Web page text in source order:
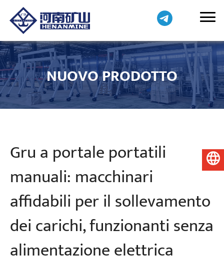
NUOVO PRODOTTO
Gru a portale portatili
manuali: macchinari
affidabili per il sollevamento
dei carichi, funzionanti senza
alimentazione elettrica
Italiano